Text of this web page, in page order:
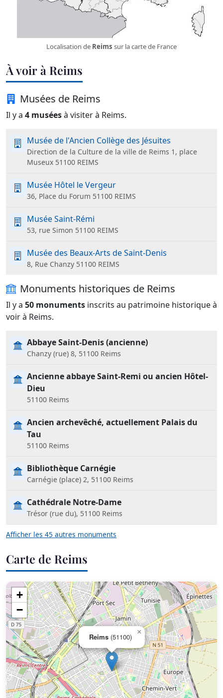
Localisation de Reims sur la carte de France
À voir à Reims
Musées de Reims
Il y a 4 muséesà visiter à Reims.
Musée de l'Ancien Collège des Jésuites
Direction de la Culture de la ville de Reims 1, place
Museux 51100 REIMS
Musée Hôtel le Vergeur
36, Place du Forum 51100 REIMS
Musée Saint-Rémi
53, rue Simon 51100 REIMS
Musée des Beaux-Arts de Saint-Denis
8, Rue Chanzy 51100 REIMS
Monuments historiques de Reims
Il y a 50 monuments inscrits au patrimoine historique à
voir à Reims.
Abbaye Saint-Denis (ancienne)
Chanzy (rue) 8, 51100 Reims
Ancienne abbaye Saint-Remi ou ancien Hôtel-
Dieu
51100 Reims
Ancien archevêché, actuellement Palais du
Tau
51100 Reims
Bibliothèque Carnégie
Carnégie (place) 2, 51100 Reims
Cathédrale Notre-Dame
Trésor (rue du), 51100 Reims
Afficher les 45 autres monuments
Carte de Reims
Reims (51100)
×
+
−